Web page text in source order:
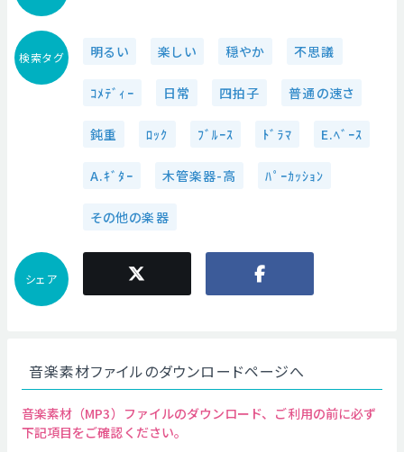
検索タグ 明るい 楽しい 穏やか 不思議
ｺﾒﾃﾞｨｰ 日常 四拍子 普通の速さ
鈍重 ﾛｯｸ ﾌﾞﾙｰｽ ﾄﾞﾗﾏ E.ﾍﾞｰｽ
A.ｷﾞﾀｰ 木管楽器-高 ﾊﾟｰｶｯｼｮﾝ
その他の楽器
シェア
音楽素材ファイルのダウンロードページへ
音楽素材（MP3）ファイルのダウンロード、ご利用の前に必ず
下記項目をご確認ください。